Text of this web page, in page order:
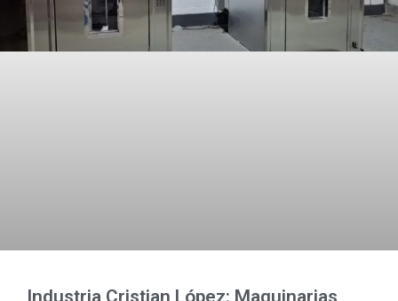
Industria Cristian López: Maquinarias